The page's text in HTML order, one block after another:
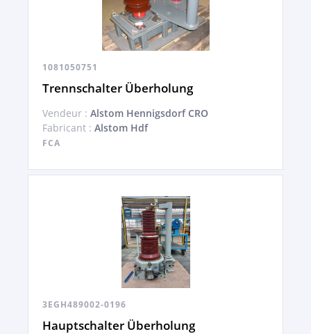
1081050751
Trennschalter Überholung
Vendeur : Alstom Hennigsdorf CRO
Fabricant : Alstom Hdf
FCA
3EGH489002-0196
Hauptschalter Überholung